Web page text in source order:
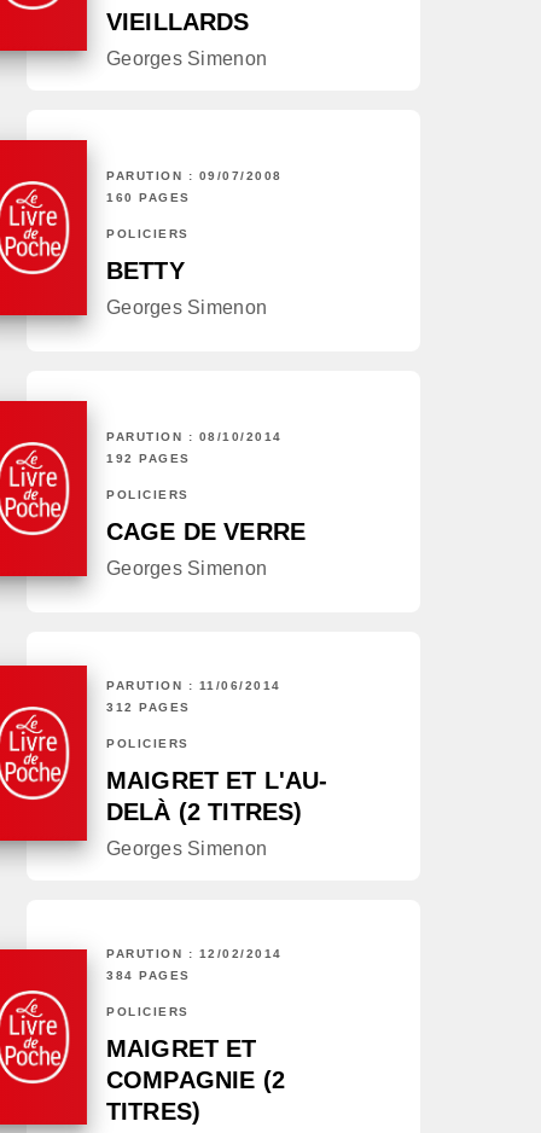
VIEILLARDS
Georges Simenon
PARUTION : 09/07/2008
160 PAGES
POLICIERS
BETTY
Georges Simenon
PARUTION : 08/10/2014
192 PAGES
POLICIERS
CAGE DE VERRE
Georges Simenon
PARUTION : 11/06/2014
312 PAGES
POLICIERS
MAIGRET ET L'AU-
DELÀ (2 TITRES)
Georges Simenon
PARUTION : 12/02/2014
384 PAGES
POLICIERS
MAIGRET ET
COMPAGNIE (2
TITRES)